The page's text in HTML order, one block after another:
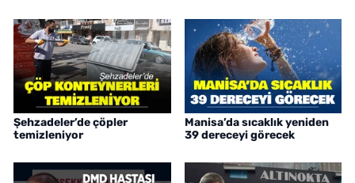
Şehzadeler’de çöpler
temizleniyor
Manisa’da sıcaklık yeniden
39 dereceyi görecek